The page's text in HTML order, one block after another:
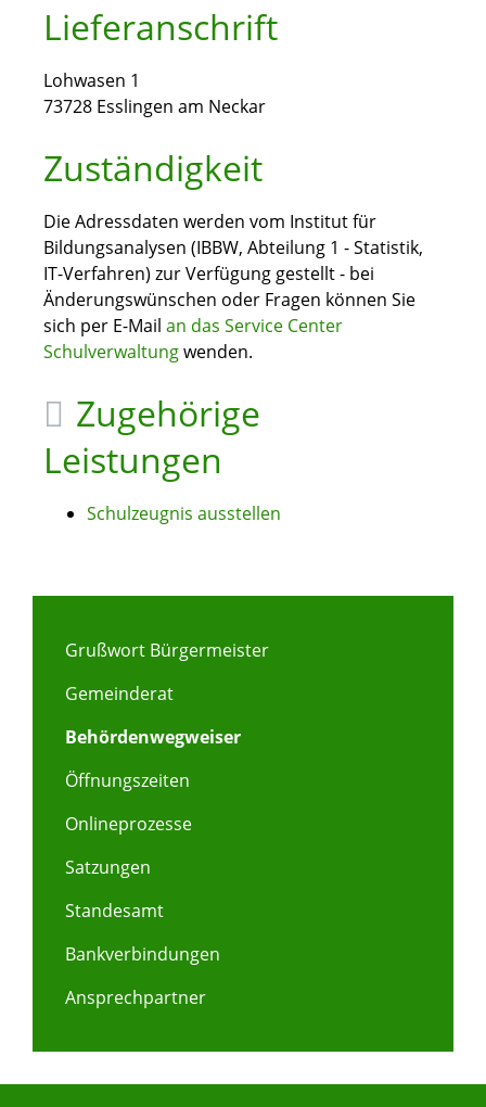
Lieferanschrift
Lohwasen 1
73728 Esslingen am Neckar
Zuständigkeit
Die Adressdaten werden vom Institut für
Bildungsanalysen (IBBW, Abteilung 1 - Statistik,
IT-Verfahren) zur Verfügung gestellt - bei
Änderungswünschen oder Fragen können Sie
sich per E-Mail an das Service Center
Schulverwaltungwenden.
Zugehörige
Leistungen
Schulzeugnis ausstellen
Grußwort Bürgermeister
Gemeinderat
Behördenwegweiser
Öffnungszeiten
Onlineprozesse
Satzungen
Standesamt
Bankverbindungen
Ansprechpartner